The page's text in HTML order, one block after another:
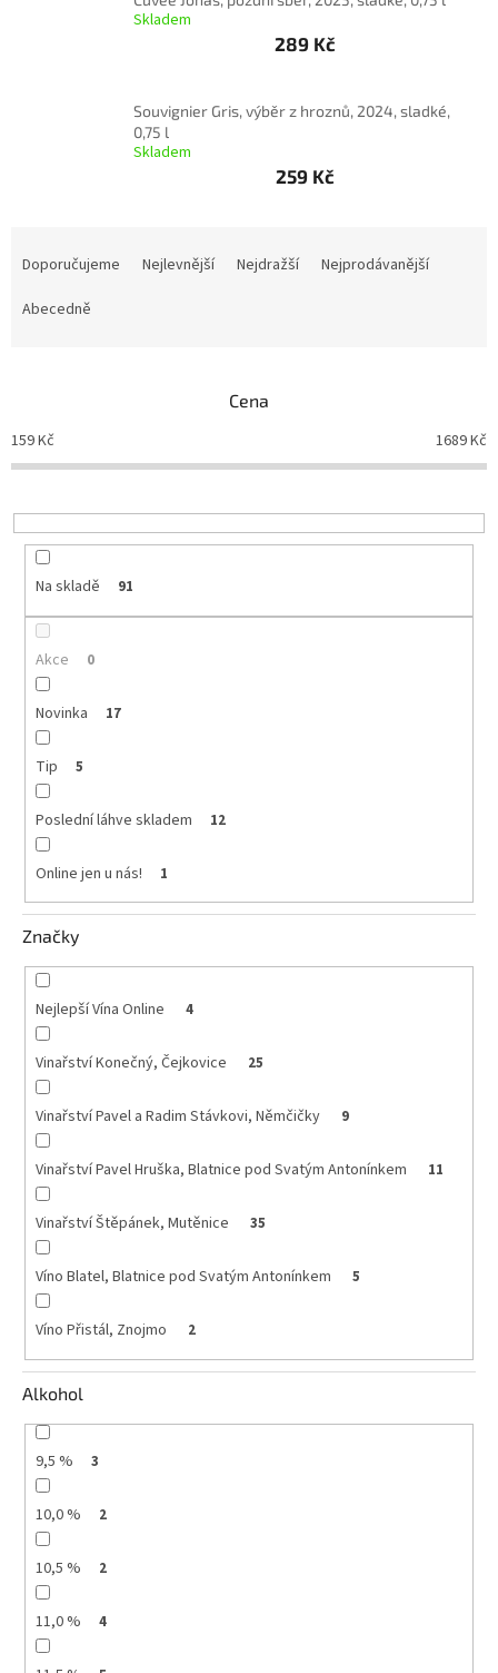
Skladem
289 Kč
Souvignier Gris, výběr z hroznů, 2024, sladké,
0,75 l
Skladem
259 Kč
o
d
k
t
Doporučujeme Nejlevnější Nejdražší
Nejprodávanější
Abecedně
Cena
159Kč 1689Kč
Na skladě 91
Akce 0
Novinka 17
Tip 5
Poslední láhve skladem 12
Online jen u nás! 1
Značky
Nejlepší Vína Online 4
Vinařství Konečný, Čejkovice 25
Vinařství Pavel a Radim Stávkovi, Němčičky 9
Vinařství Pavel Hruška, Blatnice pod Svatým Antonínkem 11
Vinařství Štěpánek, Mutěnice 35
Víno Blatel, Blatnice pod Svatým Antonínkem 5
Víno Přistál, Znojmo 2
Alkohol
9,5 % 3
10,0 % 2
10,5 % 2
11,0 % 4